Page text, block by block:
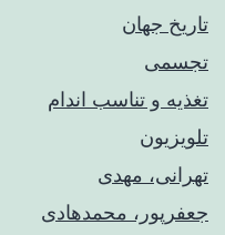
تاریخ جهان
تجسمی
تغذیه و تناسب اندام
تلویزیون
تهرانی، مهدی
جعفرپور، محمدهادی